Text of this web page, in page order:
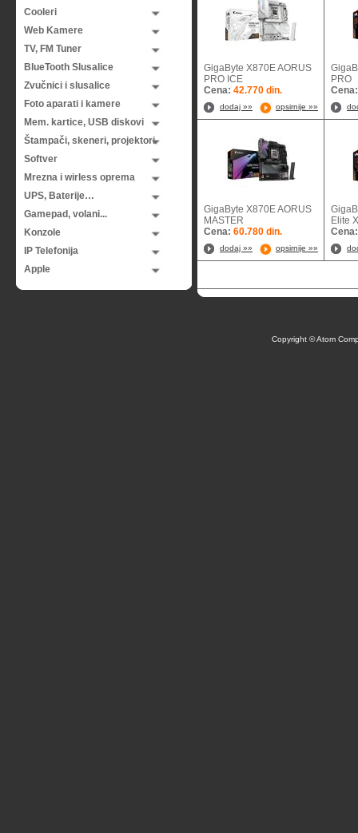
Cooleri
Web Kamere
TV, FM Tuner
BlueTooth Slusalice
Zvučnici i slusalice
Foto aparati i kamere
Mem. kartice, USB diskovi
Štampači, skeneri, projektori
Softver
Mrezna i wirless oprema
UPS, Baterije…
Gamepad, volani...
Konzole
IP Telefonija
Apple
GigaByte X870E AORUS
PRO ICE
Cena: 42.770 din.
dodaj »» opsirnije »»
GigaByte X870E AORUS
MASTER
Cena: 60.780 din.
dodaj »» opsirnije »»
Copyright © Atom